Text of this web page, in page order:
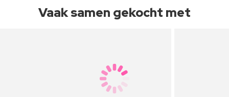
Vaak samen gekocht met